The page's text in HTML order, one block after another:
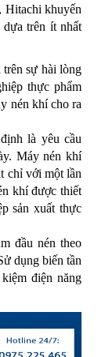
Hitachi khuyến
dựa trên ít nhất
sự hài lòng
thực phẩm
nén khí cho ra
là yêu cầu
Máy nén khí
chỉ với một lần
khí được thiết
sản xuất thực
đầu nén theo
dụng biến tần
điện năng